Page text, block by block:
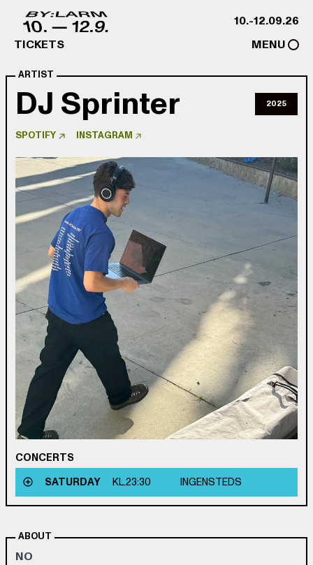
Skip to content
10.-12.09.26
TICKETS
MENU
ARTIST
DJ Sprinter 2025
SPOTIFY INSTAGRAM
CONCERTS
SATURDAY
KL.23:30 INGENSTEDS
ABOUT
NO